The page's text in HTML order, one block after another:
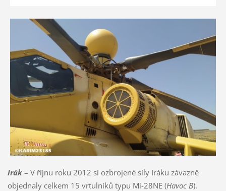
Irák– V říjnu roku 2012 si ozbrojené síly Iráku závazně
objednaly celkem 15 vrtulníků typu Mi-28NE (Havoc B).